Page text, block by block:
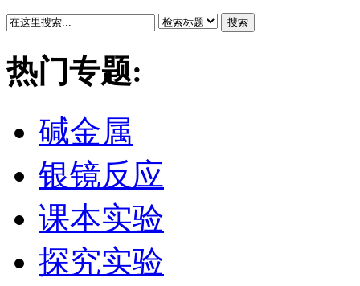
搜索
热门专题:
碱金属
银镜反应
课本实验
探究实验